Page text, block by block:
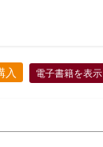
入 電子書籍を表示